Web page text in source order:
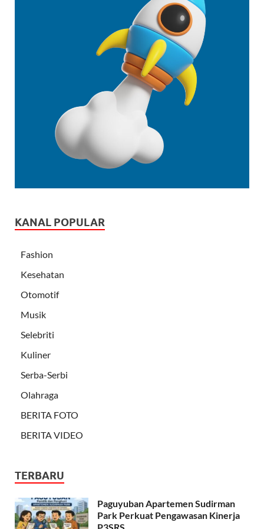
KANAL POPULAR
Fashion
Kesehatan
Otomotif
Musik
Selebriti
Kuliner
Serba-Serbi
Olahraga
BERITA FOTO
BERITA VIDEO
TERBARU
Paguyuban Apartemen Sudirman
Park Perkuat Pengawasan Kinerja